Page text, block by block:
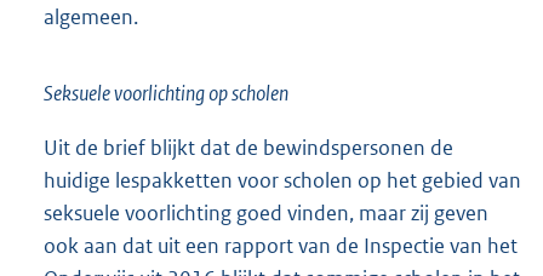
algemeen.
Seksuele voorlichting op scholen
Uit de brief blijkt dat de bewindspersonen de
huidige lespakketten voor scholen op het gebied van
seksuele voorlichting goed vinden, maar zij geven
ook aan dat uit een rapport van de Inspectie van het